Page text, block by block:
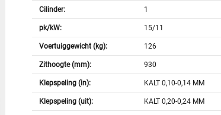
Cilinder: 1
pk/kW: 15/11
Voertuiggewicht (kg): 126
Zithoogte (mm): 930
Klepspeling (in): KALT 0,10-0,14 MM
Klepspeling (uit): KALT 0,20-0,24 MM